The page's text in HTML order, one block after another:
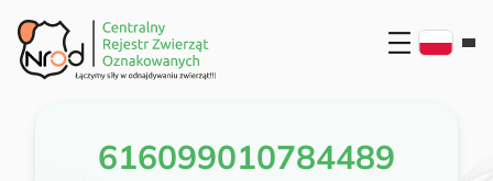
Przejdź
do
treści
616099010784489